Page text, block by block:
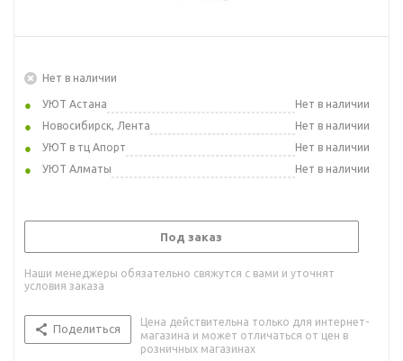
Нет в наличии
УЮТ Астана
Нет в наличии
Новосибирск, Лента
Нет в наличии
УЮТ в тц Апорт
Нет в наличии
УЮТ Алматы
Нет в наличии
Под заказ
Наши менеджеры обязательно свяжутся с вами и уточнят
условия заказа
Поделиться
Цена действительна только для интернет-
магазина и может отличаться от цен в
розничных магазинах